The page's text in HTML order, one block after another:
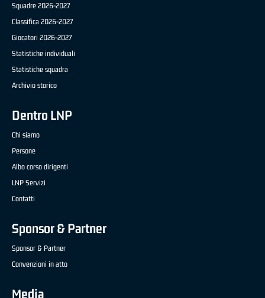
Squadre 2026-2027
Classifica 2026-2027
Giocatori 2026-2027
Statistiche individuali
Statistiche squadra
Archivio storico
Dentro LNP
Chi siamo
Persone
Albo corso dirigenti
LNP Servizi
Contatti
Sponsor & Partner
Sponsor & Partner
Convenzioni in atto
Media